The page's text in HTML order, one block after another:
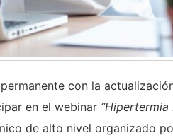
con la
en el webinar “Hipertermia
de alto nivel organizado